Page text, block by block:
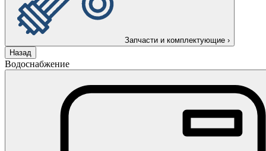
Запчасти и комплектующие ›
Назад
Водоснабжение